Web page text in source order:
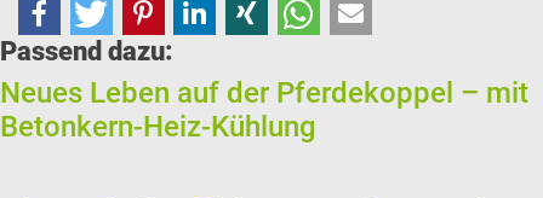
Passend dazu:
Neues Leben auf der Pferdekoppel – mit
Betonkern-Heiz-Kühlung